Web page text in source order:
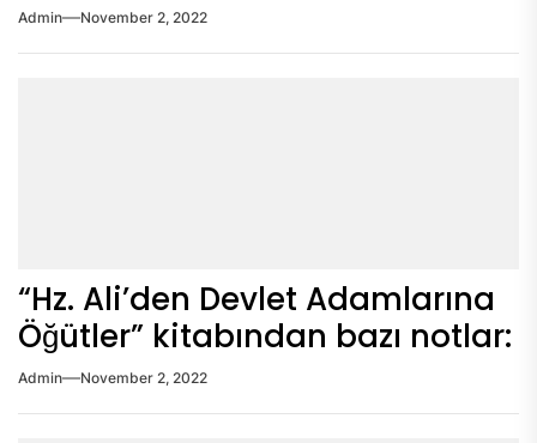
Admin November 2, 2022
“Hz. Ali’den Devlet Adamlarına
Öğütler” kitabından bazı notlar:
Admin November 2, 2022